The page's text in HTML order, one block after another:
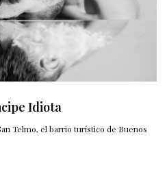
Idiota
Telmo, el barrio turístico de Buenos